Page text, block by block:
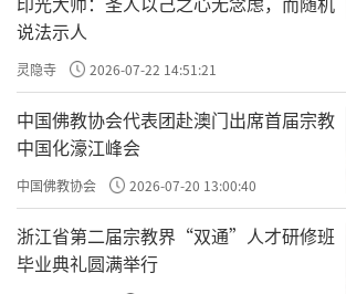
说法示人
灵隐寺 2026-07-22 14:51:21
中国佛教协会代表团赴澳门出席首届宗教
中国化濠江峰会
中国佛教协会 2026-07-20 13:00:40
浙江省第二届宗教界“双通”人才研修班
毕业典礼圆满举行